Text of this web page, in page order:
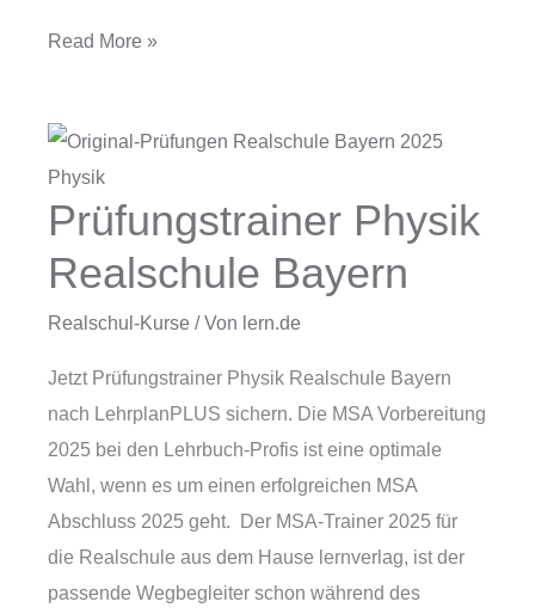
Read More »
Prüfungstrainer Physik
Realschule Bayern
Realschul-Kurse / Von lern.de
Jetzt Prüfungstrainer Physik Realschule Bayern
nach LehrplanPLUS sichern. Die MSA Vorbereitung
2025 bei den Lehrbuch-Profis ist eine optimale
Wahl, wenn es um einen erfolgreichen MSA
Abschluss 2025 geht. Der MSA-Trainer 2025 für
die Realschule aus dem Hause lernverlag, ist der
passende Wegbegleiter schon während des
Prüfungstrainer
Realschule
Bayern